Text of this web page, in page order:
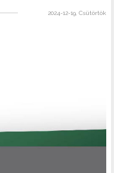
2024-12-19, Csütörtök